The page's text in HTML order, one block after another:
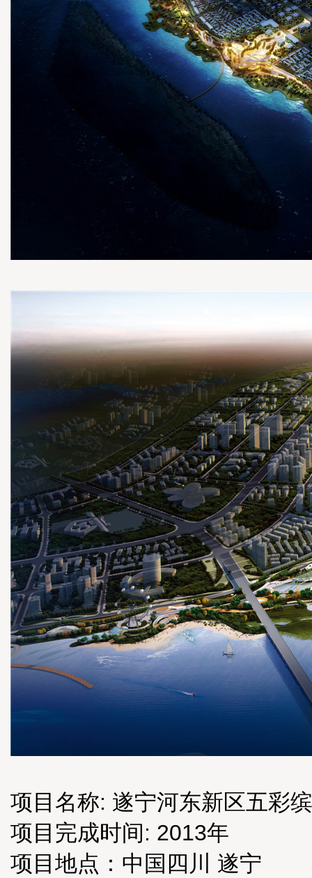
项目名称: 遂宁河东新区五彩
项目完成时间: 2013年
项目地点：中国四川 遂宁